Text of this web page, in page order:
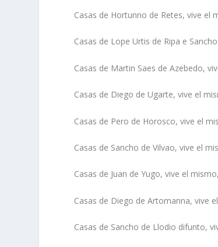
Casas de Hortunno de Retes, vive el
Casas de Lope Urtis de Ripa e
Casas de Martin Saes de Azebedo,
Casas de Diego de Ugarte, vive el
Casas de Pero de Horosco, vive el
Casas de Sancho de Vilvao, vive el
Casas de Juan de Yugo, vive el
Casas de Diego de Artomanna, vive
Casas de Sancho de Llodio difunto,